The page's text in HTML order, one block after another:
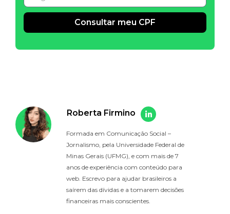
Consultar meu CPF
Roberta Firmino
Formada em Comunicação Social –
Jornalismo, pela Universidade Federal de
Minas Gerais (UFMG), e com mais de 7
anos de experiência com conteúdo para
web. Escrevo para ajudar brasileiros a
saírem das dívidas e a tomarem decisões
financeiras mais conscientes.